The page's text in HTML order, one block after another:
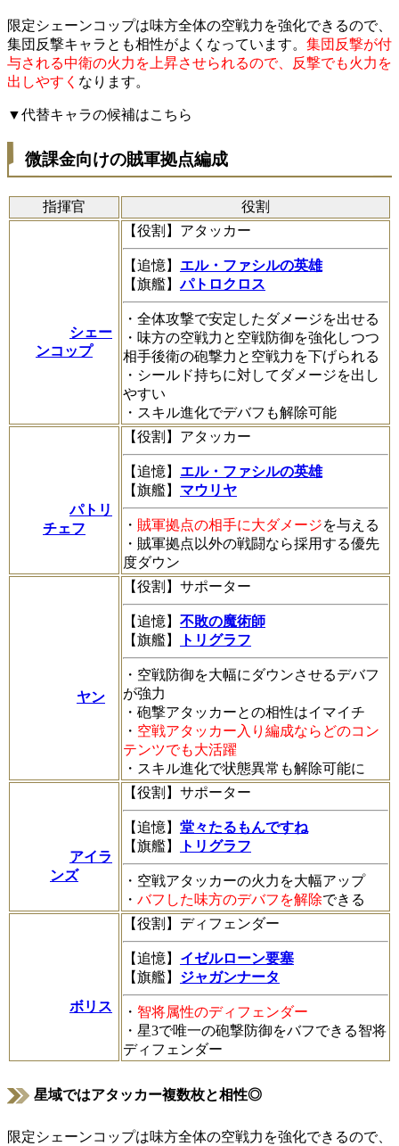
限定シェーンコップは味方全体の空戦力を強化できるので、
集団反撃キャラとも相性がよくなっています。 集団反撃が付
与される中衛の火力を上昇させられるので、反撃でも火力を
出しやすく なります。
▼代替キャラの候補はこちら
微課金向けの賊軍拠点編成
指揮官 役割
シェー
ンコップ
【役割】アタッカー
【追憶】 エル・ファシルの英雄
【旗艦】パトロクロス
・全体攻撃で安定したダメージを出せる
・味方の空戦力と空戦防御を強化しつつ
相手後衛の砲撃力と空戦力を下げられる
・シールド持ちに対してダメージを出し
やすい
・スキル進化でデバフも解除可能
パトリ
チェフ
【役割】アタッカー
【追憶】 エル・ファシルの英雄
【旗艦】 マウリヤ
・ 賊軍拠点の相手に大ダメージを与える
・賊軍拠点以外の戦闘なら採用する優先
度ダウン
ヤン
【役割】サポーター
【追憶】 不敗の魔術師
【旗艦】
トリグラフ
・空戦防御を大幅にダウンさせるデバフ
が強力
・砲撃アタッカーとの相性はイマイチ
・ 空戦アタッカー入り編成ならどのコン
テンツでも大活躍
・スキル進化で状態異常も解除可能に
アイラ
ンズ
【役割】サポーター
【追憶】 堂々たるもんですね
【旗艦】
トリグラフ
・空戦アタッカーの火力を大幅アップ
・ バフした味方のデバフを解除できる
ボリス
【役割】ディフェンダー
【追憶】 イゼルローン要塞
【旗艦】 ジャガンナータ
・ 智将属性のディフェンダー
・星3で唯一の砲撃防御をバフできる智将
ディフェンダー
星域ではアタッカー複数枚と相性◎
限定シェーンコップは味方全体の空戦力を強化できるので、